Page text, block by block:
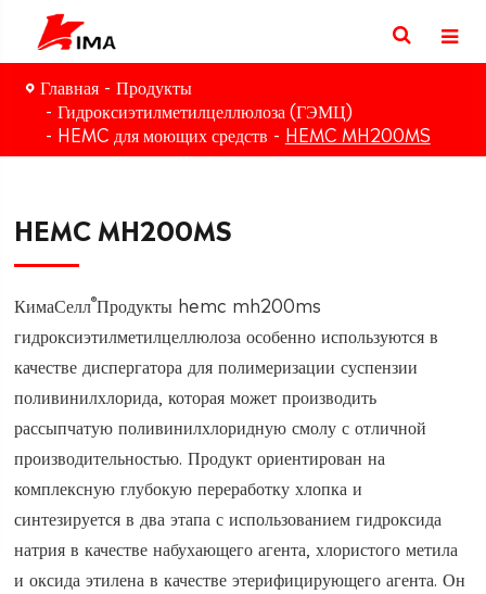
Главная
Продукты
Гидроксиэтилметилцеллюлоза (ГЭМЦ)
HEMC для моющих средств
HEMC MH200MS
HEMC MH200MS
КимаСелл®Продукты hemc mh200ms
гидроксиэтилметилцеллюлоза особенно используются в
качестве диспергатора для полимеризации суспензии
поливинилхлорида, которая может производить
рассыпчатую поливинилхлоридную смолу с отличной
производительностью. Продукт ориентирован на
комплексную глубокую переработку хлопка и
синтезируется в два этапа с использованием гидроксида
натрия в качестве набухающего агента, хлористого метила
и оксида этилена в качестве этерифицирующего агента. Он